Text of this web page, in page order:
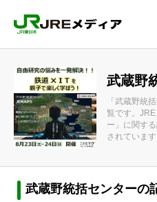
武蔵野
「武蔵野統
覧です。
ー」に関す
されています
武蔵野統括センターの